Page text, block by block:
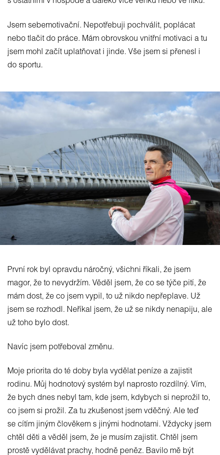
Jsem sebemotivační. Nepotřebuji pochválit, poplácat
nebo tlačit do práce. Mám obrovskou vnitřní motivaci a tu
jsem mohl začít uplatňovat i jinde. Vše jsem si přenesl i
do sportu.
První rok byl opravdu náročný, všichni říkali, že jsem
magor, že to nevydržím. Věděl jsem, že co se týče pití, že
mám dost, že co jsem vypil, to už nikdo nepřeplave. Už
jsem se rozhodl. Neříkal jsem, že už se nikdy nenapiju, ale
už toho bylo dost.
Navíc jsem potřeboval změnu.
Moje priorita do té doby byla vydělat peníze a zajistit
rodinu. Můj hodnotový systém byl naprosto rozdílný. Vím,
že bych dnes nebyl tam, kde jsem, kdybych si neprožil to,
co jsem si prožil. Za tu zkušenost jsem vděčný. Ale teď
se cítím jiným člověkem s jinými hodnotami. Vždycky jsem
chtěl děti a věděl jsem, že je musím zajistit. Chtěl jsem
prostě vydělávat prachy, hodně peněz. Bavilo mě být